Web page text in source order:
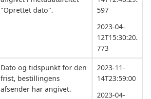
"Oprettet dato".
597
2023-04-
12T15:30:20.
773
Dato og tidspunkt for den
frist, bestillingens
afsender har angivet.
2023-11-
14T23:59:00
2023-04-